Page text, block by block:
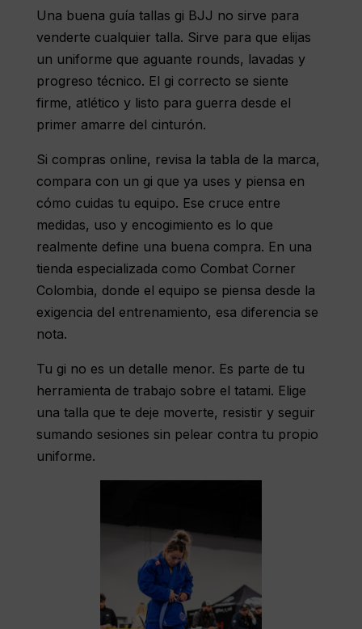
Una buena guía tallas gi BJJ no sirve para
venderte cualquier talla. Sirve para que elijas
un uniforme que aguante rounds, lavadas y
progreso técnico. El gi correcto se siente
firme, atlético y listo para guerra desde el
primer amarre del cinturón.
Si compras online, revisa la tabla de la marca,
compara con un gi que ya uses y piensa en
cómo cuidas tu equipo. Ese cruce entre
medidas, uso y encogimiento es lo que
realmente define una buena compra. En una
tienda especializada como Combat Corner
Colombia, donde el equipo se piensa desde la
exigencia del entrenamiento, esa diferencia se
nota.
Tu gi no es un detalle menor. Es parte de tu
herramienta de trabajo sobre el tatami. Elige
una talla que te deje moverte, resistir y seguir
sumando sesiones sin pelear contra tu propio
uniforme.